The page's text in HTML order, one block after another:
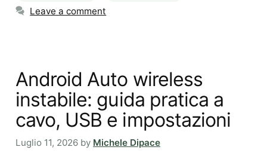
Leave a comment
Android Auto wireless
instabile: guida pratica a
cavo, USB e impostazioni
Luglio 11, 2026 by Michele Dipace